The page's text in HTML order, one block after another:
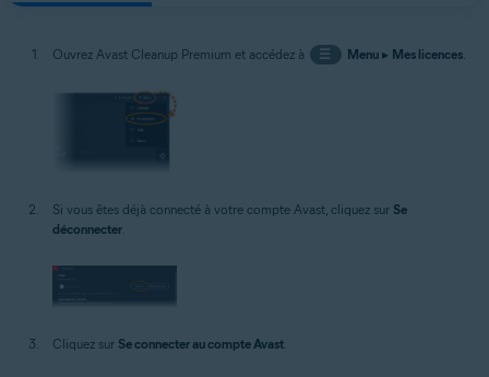
Ouvrez Avast Cleanup Premium et accédez à ☰ Menu▸ Mes licences.
Si vous êtes déjà connecté à votre compte Avast, cliquez sur Se
déconnecter
Cliquez sur Se connecter au compte Avast.